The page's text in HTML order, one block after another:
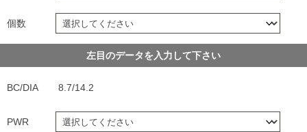
個数
左目のデータを入力して下さい
BC/DIA 8.7/14.2
PWR